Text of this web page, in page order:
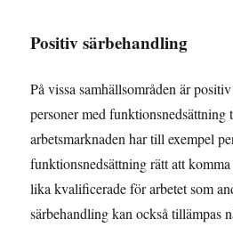
Positiv särbehandling
På vissa samhällsområden är
personer med funktionsnedsättning
arbetsmarknaden har till exempel
funktionsnedsättning rätt att
lika kvalificerade för arbetet som
särbehandling kan också tillämpas